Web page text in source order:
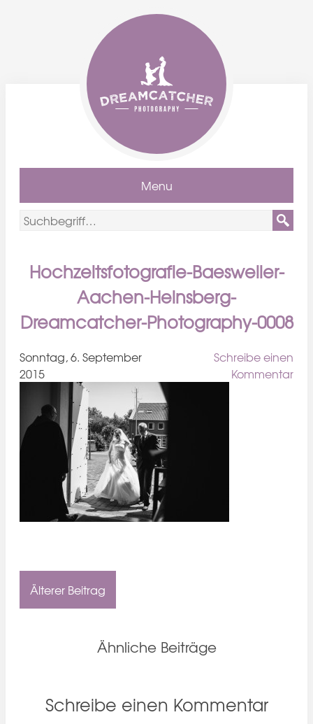
Menu
Hochzeitsfotografie-Baesweiler-
Aachen-Heinsberg-
Dreamcatcher-Photography-0008
Sonntag, 6. September
2015
Schreibe einen
Kommentar
Älterer Beitrag
Ähnliche Beiträge
Schreibe einen Kommentar